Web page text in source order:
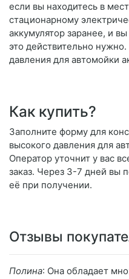
если вы находитесь в
стационарному
аккумулятор заранее, и
это действительно
давления для автомойки
Как купить?
Заполните форму для
высокого давления для
Оператор уточнит у вас
заказ. Через 3-7 дней вы
её при получении.
Отзывы
Полина: Она обладает